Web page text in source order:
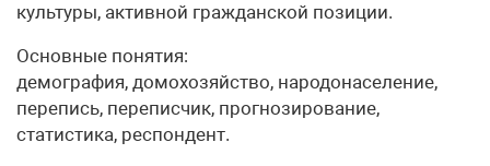
культуры, активной гражданской позиции.
Основные понятия:
демография, домохозяйство, народонаселение,
перепись, переписчик, прогнозирование,
статистика, респондент.